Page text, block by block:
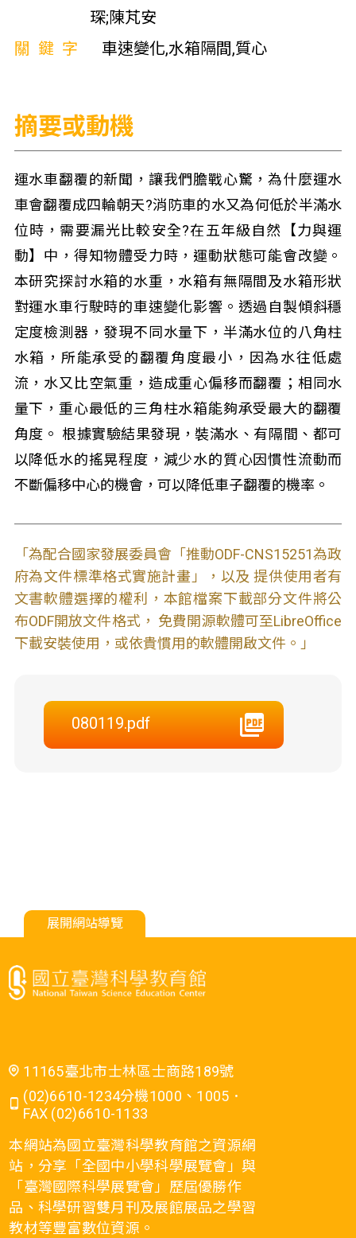
琛;陳芃安
關鍵字
車速變化,水箱隔間,質心
摘要或動機
運水車翻覆的新聞，讓我們膽戰心驚，為什麼運水
車會翻覆成四輪朝天?消防車的水又為何低於半滿水
位時，需要漏光比較安全?在五年級自然【力與運
動】中，得知物體受力時，運動狀態可能會改變。
本研究探討水箱的水重，水箱有無隔間及水箱形狀
對運水車行駛時的車速變化影響。透過自製傾斜穩
定度檢測器，發現不同水量下，半滿水位的八角柱
水箱，所能承受的翻覆角度最小，因為水往低處
流，水又比空氣重，造成重心偏移而翻覆；相同水
量下，重心最低的三角柱水箱能夠承受最大的翻覆
角度。 根據實驗結果發現，裝滿水、有隔間、都可
以降低水的搖晃程度，減少水的質心因慣性流動而
不斷偏移中心的機會，可以降低車子翻覆的機率。
「為配合國家發展委員會「推動ODF-CNS15251為政
府為文件標準格式實施計畫」，以及 提供使用者有
文書軟體選擇的權利，本館檔案下載部分文件將公
布ODF開放文件格式， 免費開源軟體可至LibreOffice
下載安裝使用，或依貴慣用的軟體開啟文件。」
080119.pdf
展開網站導覽
11165臺北市士林區士商路189號
(02)6610-1234分機1000、1005．
FAX (02)6610-1133
本網站為國立臺灣科學教育館之資源網
站，分享「全國中小學科學展覽會」與
「臺灣國際科學展覽會」歷屆優勝作
品、科學研習雙月刊及展館展品之學習
教材等豐富數位資源。